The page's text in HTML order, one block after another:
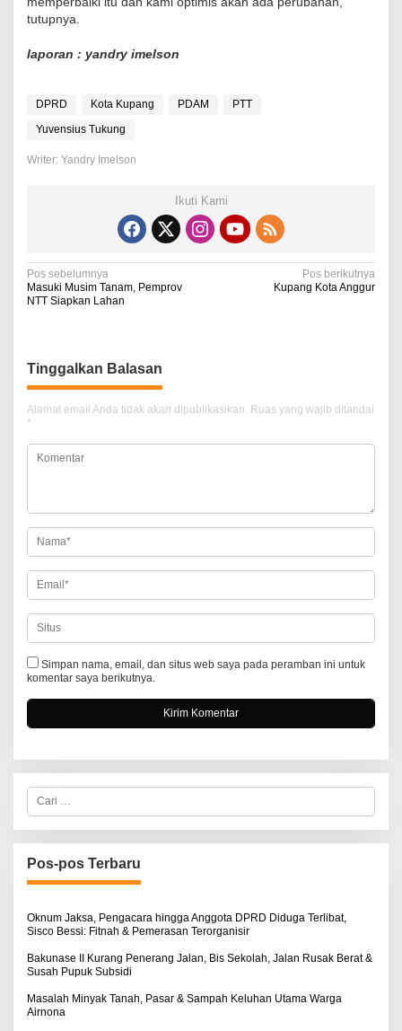
tutupnya.
laporan : yandry imelson
DPRD Kota Kupang PDAM
PTT
Yuvensius Tukung
Writer: Yandry Imelson
Ikuti Kami
N
a
g
a
s
o
s
Pos sebelumnya
Masuki Musim Tanam, Pemprov
NTT Siapkan Lahan
Pos berikutnya
Kupang Kota Anggur
Tinggalkan Balasan
Alamat email Anda tidak akan dipublikasikan. Ruas yang wajib ditandai
*
Simpan nama, email, dan situs web saya pada peramban ini untuk
komentar saya berikutnya.
C
r
i
u
n
u
:
Pos-pos Terbaru
Oknum Jaksa, Pengacara hingga Anggota DPRD Diduga Terlibat,
Sisco Bessi: Fitnah & Pemerasan Terorganisir
Bakunase II Kurang Penerang Jalan, Bis Sekolah, Jalan Rusak Berat &
Susah Pupuk Subsidi
Masalah Minyak Tanah, Pasar & Sampah Keluhan Utama Warga
Airnona